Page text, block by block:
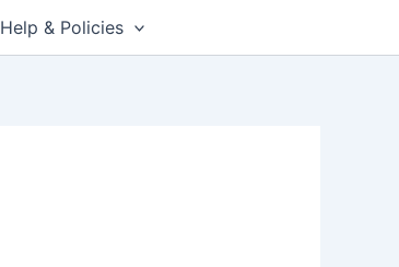
Help & Policies